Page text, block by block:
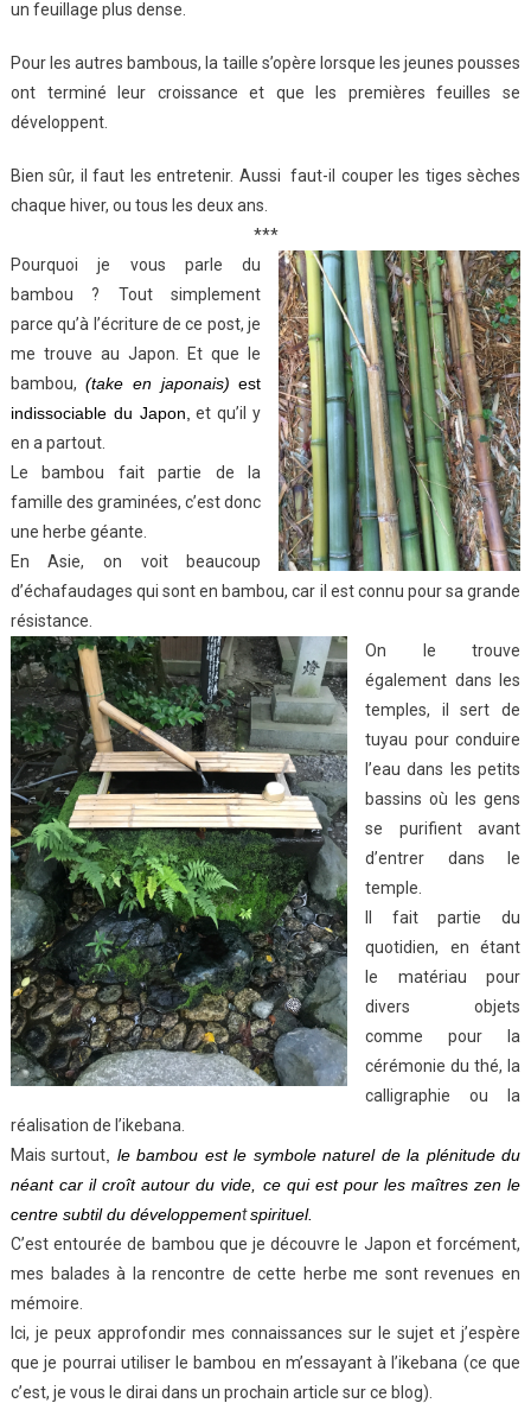
un feuillage plus dense.
Pour les autres bambous, la taille s’opère lorsque les jeunes pousses
ont terminé leur croissance et que les premières feuilles se
développent.
Bien sûr, il faut les entretenir. Aussi faut-il couper les tiges sèches
chaque hiver, ou tous les deux ans.
***
Pourquoi je vous parle du
bambou ? Tout simplement
parce qu’à l’écriture de ce post, je
me trouve au Japon. Et que le
bambou, (take en japonais)est
indissociable du Japon, et qu’il y
en a partout.
Le bambou fait partie de la
famille des graminées, c’est donc
une herbe géante.
En Asie, on voit beaucoup
d’échafaudages qui sont en bambou, car il est connu pour sa grande
résistance.
On le trouve
également dans les
temples, il sert de
tuyau pour conduire
l’eau dans les petits
bassins où les gens
se purifient avant
d’entrer dans le
temple.
Il fait partie du
quotidien, en étant
le matériau pour
divers objets
comme pour la
cérémonie du thé, la
calligraphie ou la
réalisation de l’ikebana.
Mais surtout
le bambou est le symbole naturel de la plénitude du
néant car il croît autour du vide, ce qui est pour les maîtres zen le
centre subtil du développementspirituel.
C’est entourée de bambou que je découvre le Japon et forcément,
mes balades à la rencontre de cette herbe me sont revenues en
mémoire.
Ici, je peux approfondir mes connaissances sur le sujet et j’espère
que je pourrai utiliser le bambou en m’essayant à l’ikebana (ce que
c’est, je vous le dirai dans un prochain article sur ce blog).